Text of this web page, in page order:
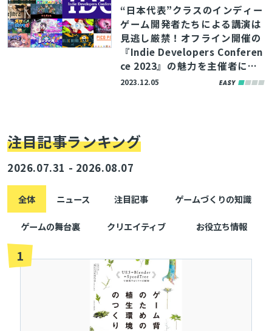
“日本代表”クラスのインディー
ゲーム開発者たちによる講演は
見逃し厳禁！オフライン開催の
『Indie Developers Conferen
ce 2023』の魅力を主催者にイ
ンタビュー
2023.12.05
注目記事ランキング
2026.07.31 - 2026.08.07
全体 ニュース 注目記事 ゲームづくりの知識
ゲームの舞台裏 クリエイティブ お役立ち情報
1